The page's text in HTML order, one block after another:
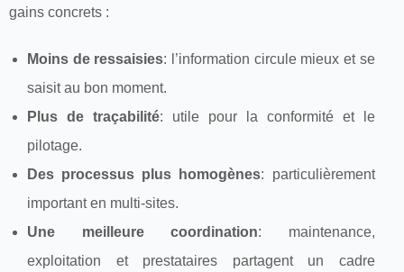
gains concrets :
Moins de ressaisies: l’information circule mieux et se
saisit au bon moment.
Plus de traçabilité: utile pour la conformité et le
pilotage.
Des processus plus homogènes: particulièrement
important en multi-sites.
Une meilleure coordination: maintenance,
exploitation et prestataires partagent un cadre